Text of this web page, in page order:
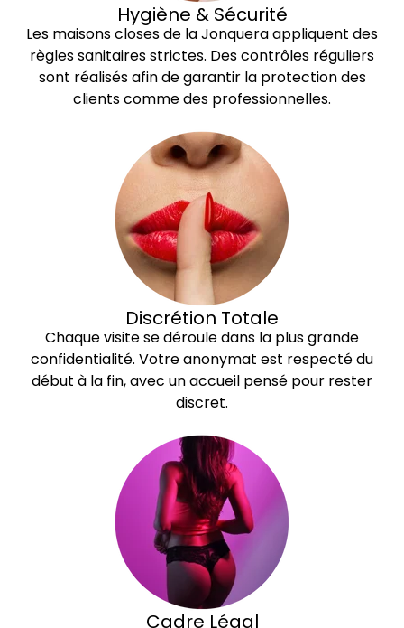
Hygiène & Sécurité
Les maisons closes de la Jonquera appliquent des
règles sanitaires strictes. Des contrôles réguliers
sont réalisés afin de garantir la protection des
clients comme des professionnelles.
Discrétion Totale
Chaque visite se déroule dans la plus grande
confidentialité. Votre anonymat est respecté du
début à la fin, avec un accueil pensé pour rester
discret.
Cadre Légal